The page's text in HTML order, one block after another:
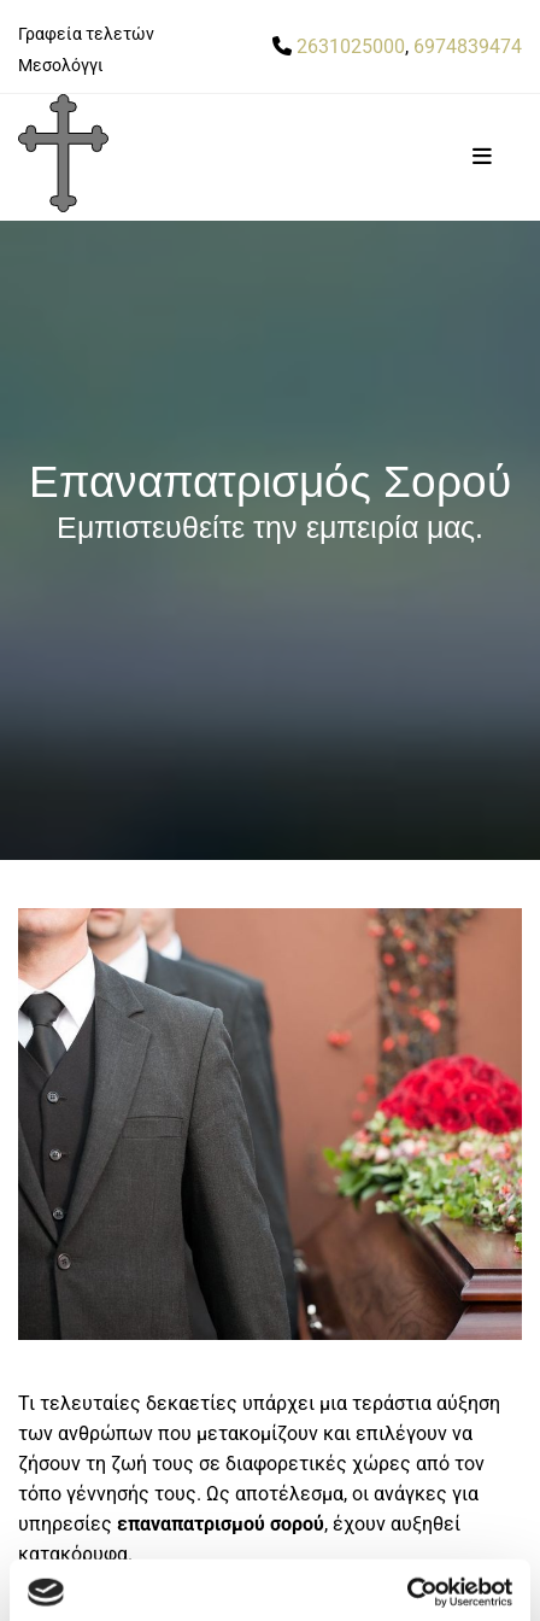
Γραφεία τελετών
Μεσολόγγι
 2631025000, 6974839474
Επαναπατρισμός Σορού
Εμπιστευθείτε την εμπειρία μας.
Τι τελευταίες δεκαετίες υπάρχει μια τεράστια αύξηση
των ανθρώπων που μετακομίζουν και επιλέγουν να
ζήσουν τη ζωή τους σε διαφορετικές χώρες από τον
τόπο γέννησής τους. Ως αποτέλεσμα, οι ανάγκες για
υπηρεσίες επαναπατρισμού σορού, έχουν αυξηθεί
κατακόρυφα.